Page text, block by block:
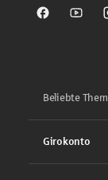
Sparkasse auf
Beliebte
Girokonto